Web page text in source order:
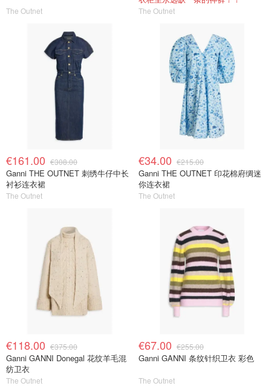
The Outnet The Outnet
€161.00 €308.00
Ganni THE OUTNET 刺绣牛仔中长
衬衫连衣裙
The Outnet
€34.00 €215.00
Ganni THE OUTNET 印花棉府绸迷
你连衣裙
The Outnet
€118.00 €375.00
Ganni GANNI Donegal 花纹羊毛混
纺卫衣
The Outnet
€67.00 €255.00
Ganni GANNI 条纹针织卫衣 彩色
The Outnet